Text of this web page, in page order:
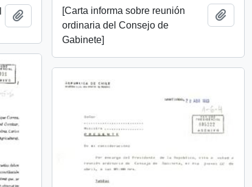
Añadir al portapapeles
[Carta informa sobre reunión
ordinaria del Consejo de
Gabinete]